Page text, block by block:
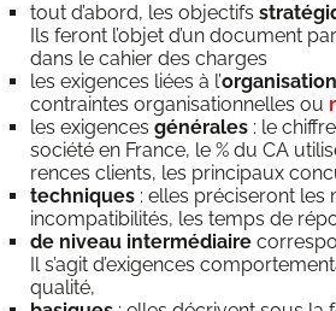
tout d’a­bord, les objec­tifs
Ils feront l’objet d’un docu­ment
dans le cahier des charges
les exi­gences liées à l’orga­ni­sa­tion
contraintes orga­ni­sa­tion­nelles ou
les exi­gences géné­rales : le
socié­té en France, le % du CA
rences clients, les prin­ci­paux
tech­niques : elles pré­ci­se­ront les
incom­pa­ti­bi­li­tés, les temps de
de niveau inter­mé­diaire
Il s’a­git d’exi­gences
qualité,